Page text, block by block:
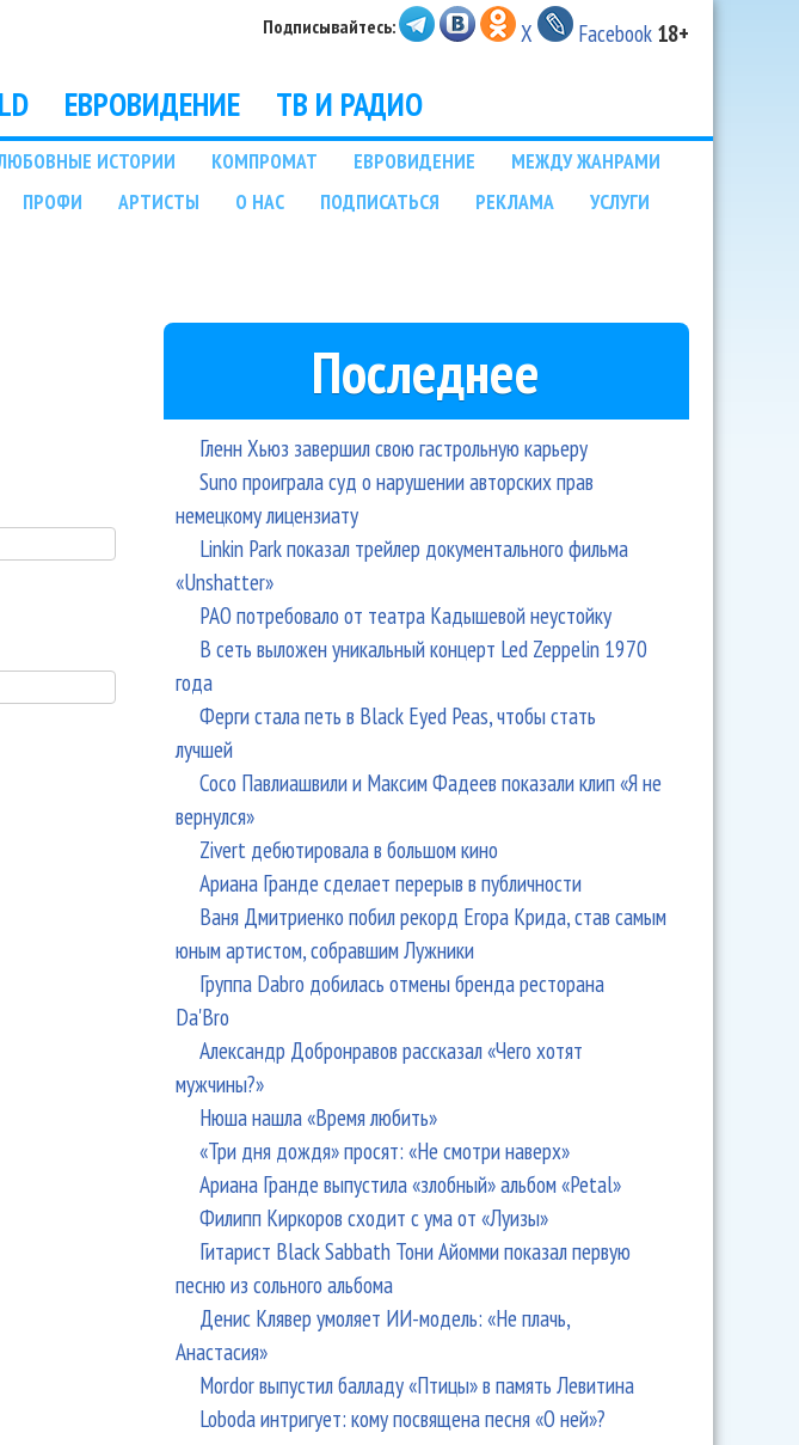
Подписывайтесь: X Facebook 18+
ЕВРОВИДЕНИЕ ТВ И РАДИО
ИСТОРИИ КОМПРОМАТ ЕВРОВИДЕНИЕ
МЕЖДУ ЖАНРАМИ
ПРОФИ АРТИСТЫ О НАС ПОДПИСАТЬСЯ РЕКЛАМА
УСЛУГИ
Последнее
Гленн Хьюз завершил свою гастрольную карьеру
Suno проиграла суд о нарушении авторских прав
немецкому лицензиату
Linkin Park показал трейлер документального фильма
«Unshatter»
РАО потребовало от театра Кадышевой неустойку
В сеть выложен уникальный концерт Led Zeppelin 1970
года
Ферги стала петь в Black Eyed Peas, чтобы стать
лучшей
Сосо Павлиашвили и Максим Фадеев показали клип «Я не
вернулся»
Zivert дебютировала в большом кино
Ариана Гранде сделает перерыв в публичности
Ваня Дмитриенко побил рекорд Егора Крида, став самым
юным артистом, собравшим Лужники
Группа Dabro добилась отмены бренда ресторана
Da'Bro
Александр Добронравов рассказал «Чего хотят
мужчины?»
Нюша нашла «Время любить»
«Три дня дождя» просят: «Не смотри наверх»
Ариана Гранде выпустила «злобный» альбом «Petal»
Филипп Киркоров сходит с ума от «Луизы»
Гитарист Black Sabbath Тони Айомми показал первую
песню из сольного альбома
Денис Клявер умоляет ИИ-модель: «Не плачь,
Анастасия»
Mordor выпустил балладу «Птицы» в память Левитина
Loboda интригует: кому посвящена песня «О ней»?